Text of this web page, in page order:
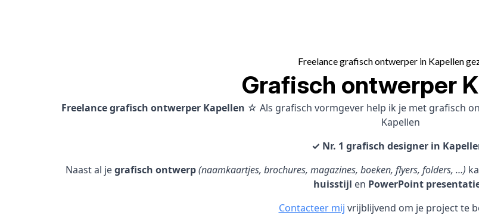
Freelance grafisch ontwerper in Kapellen
Grafisch ontwerper
Freelance grafisch ontwerper Kapellen ☆ Als grafisch vormgever help ik je met grafisch
Kapellen
✓ Nr. 1 grafisch designer in
Naast al jegrafisch ontwerp(naamkaartjes, brochures, magazines, boeken, flyers, folders, …)
huisstijl en PowerPoint
Contacteer mij vrijblijvend om je project te